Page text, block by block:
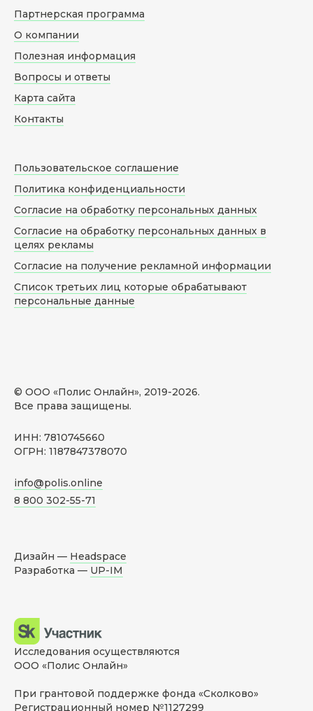
© ООО «Полис Онлайн», 2019-2026.
Все права защищены.
ИНН: 7810745660
ОГРН: 1187847378070
info@polis.online
8 800 302-55-71
Партнерская программа
О компании
Полезная информация
Вопросы и ответы
Карта сайта
Контакты
Пользовательское соглашение
Политика конфиденциальности
Согласие на обработку персональных данных
Согласие на обработку персональных данных в
целях рекламы
Согласие на получение рекламной информации
Список третьих лиц которые обрабатывают
персональные данные
Дизайн — Headspace
Разработка — UP-IM
Исследования осуществляются
ООО «Полис Онлайн»
При грантовой поддержке фонда «Сколково»
Регистрационный номер №1127299